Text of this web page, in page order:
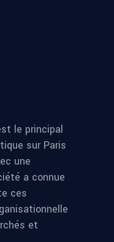
le principal
sur Paris
une
a connue
ces
et